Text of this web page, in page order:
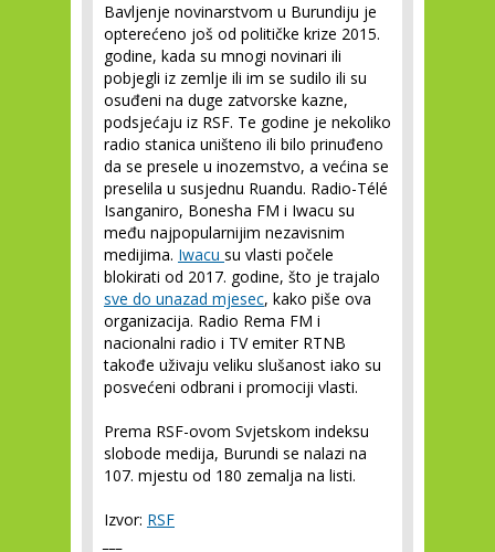
Bavljenje novinarstvom u Burundiju je
opterećeno još od političke krize 2015.
godine, kada su mnogi novinari ili
pobjegli iz zemlje ili im se sudilo ili su
osuđeni na duge zatvorske kazne,
podsjećaju iz RSF. Te godine je nekoliko
radio stanica uništeno ili bilo prinuđeno
da se presele u inozemstvo, a većina se
preselila u susjednu Ruandu. Radio-Télé
Isanganiro, Bonesha FM i Iwacu su
među najpopularnijim nezavisnim
medijima. Iwacu su vlasti počele
blokirati od 2017. godine, što je trajalo
sve do unazad mjesec, kako piše ova
organizacija. Radio Rema FM i
nacionalni radio i TV emiter RTNB
takođe uživaju veliku slušanost iako su
posvećeni odbrani i promociji vlasti.
Prema RSF-ovom Svjetskom indeksu
slobode medija, Burundi se nalazi na
107. mjestu od 180 zemalja na listi.
Izvor: RSF